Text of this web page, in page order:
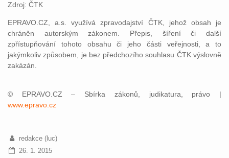
Zdroj: ČTK
EPRAVO.CZ, a.s. využívá zpravodajství ČTK, jehož obsah je
chráněn autorským zákonem. Přepis, šíření či další
zpřístupňování tohoto obsahu či jeho části veřejnosti, a to
jakýmkoliv způsobem, je bez předchozího souhlasu ČTK výslovně
zakázán.
© EPRAVO.CZ – Sbírka zákonů, judikatura, právo |
www.epravo.cz
redakce (luc)
26. 1. 2015